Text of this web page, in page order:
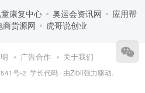
康复中心 奥运会资讯网
应用帮
货源网 虎哥说创业
广告合作 关于我们
号-2 学长代码 · 由Zibll强力驱动.